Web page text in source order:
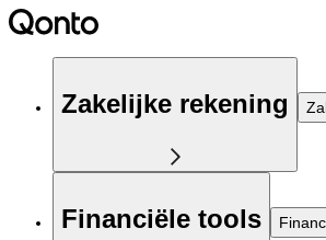
Zakelijke rekening
Financiële tools